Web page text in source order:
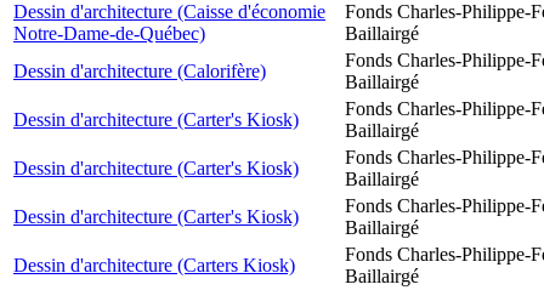
Dessin d'architecture (Caisse d'économie
Notre-Dame-de-Québec)
Fonds Charles-Philippe-
Baillairgé
Dessin d'architecture (Calorifère)
Fonds Charles-Philippe-
Baillairgé
Dessin d'architecture (Carter's Kiosk)
Fonds Charles-Philippe-
Baillairgé
Dessin d'architecture (Carter's Kiosk)
Fonds Charles-Philippe-
Baillairgé
Dessin d'architecture (Carter's Kiosk)
Fonds Charles-Philippe-
Baillairgé
Dessin d'architecture (Carters Kiosk)
Fonds Charles-Philippe-
Baillairgé